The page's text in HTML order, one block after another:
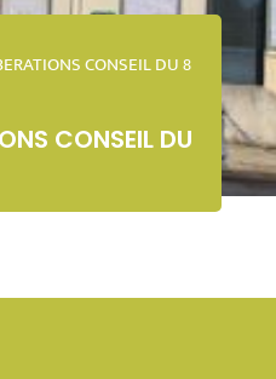
CONSEIL DU 8
CONSEIL DU